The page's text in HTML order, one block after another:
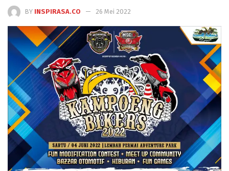
BY INSPIRASA.CO 26 Mei 2022